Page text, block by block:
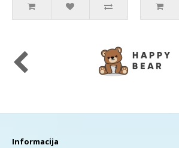
Informacija